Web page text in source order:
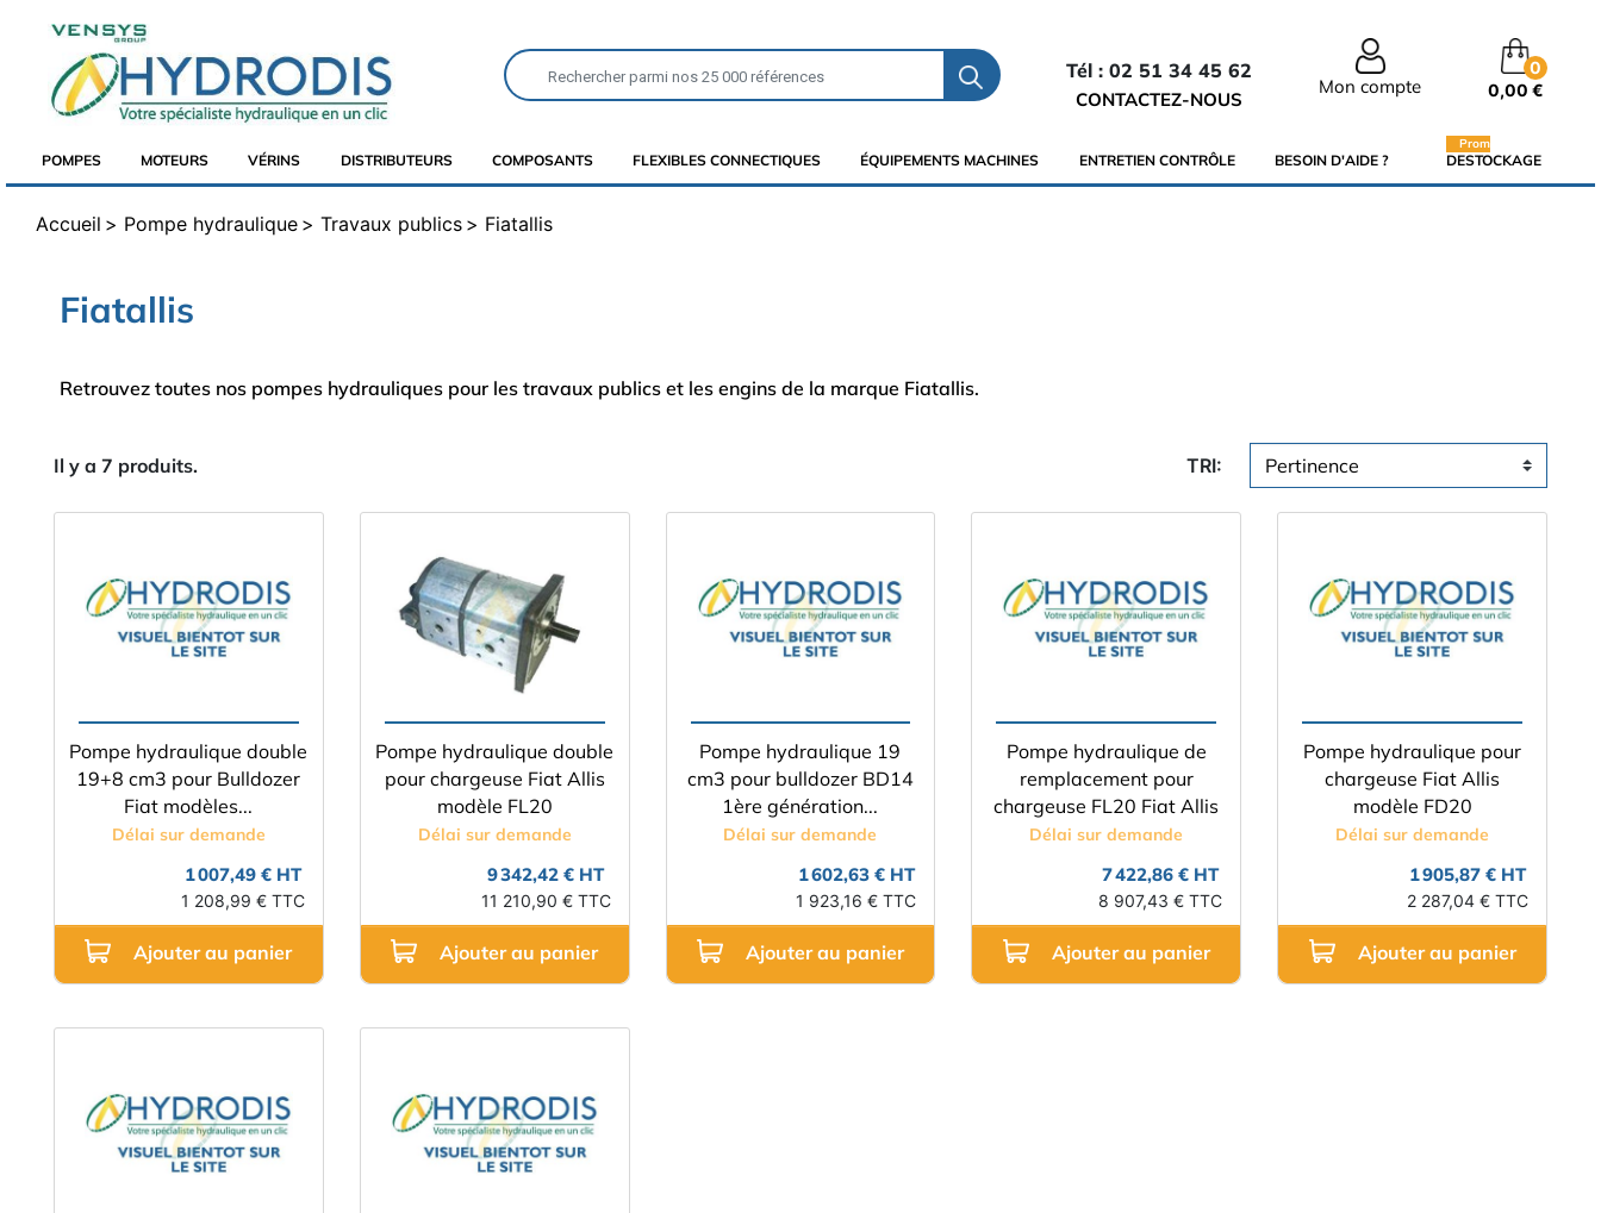
Tél : 02 51 34 45 62
CONTACTEZ-NOUS
Mon compte
0
0,00 €
POMPES MOTEURS VÉRINS DISTRIBUTEURS COMPOSANTS FLEXIBLES CONNECTIQUES ÉQUIPEMENTS MACHINES ENTRETIEN CONTRÔLE BESOIN D'AIDE ? DESTOCKAGE
Promo
Accueil Pompe hydraulique Travaux publics Fiatallis
Fiatallis
Retrouvez toutes nos pompes hydrauliques pour les travaux publics et les engins de la marque Fiatallis.
Il y a 7 produits. TRI:
Pompe hydraulique double
19+8 cm3 pour Bulldozer
Fiat modèles...
Délai sur demande
1 007,49 € HT
1 208,99 € TTC
Ajouter au panier
Pompe hydraulique double
pour chargeuse Fiat Allis
modèle FL20
Délai sur demande
9 342,42 € HT
11 210,90 € TTC
Ajouter au panier
Pompe hydraulique 19
cm3 pour bulldozer BD14
1ère génération...
Délai sur demande
1 602,63 € HT
1 923,16 € TTC
Ajouter au panier
Pompe hydraulique de
remplacement pour
chargeuse FL20 Fiat Allis
Délai sur demande
7 422,86 € HT
8 907,43 € TTC
Ajouter au panier
Pompe hydraulique pour
chargeuse Fiat Allis
modèle FD20
Délai sur demande
1 905,87 € HT
2 287,04 € TTC
Ajouter au panier